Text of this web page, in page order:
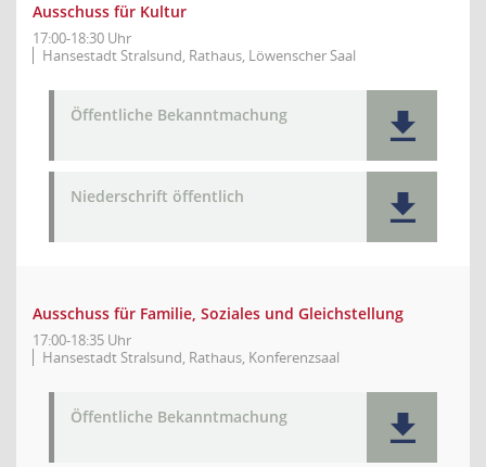
Ausschuss für Kultur
17:00-18:30 Uhr
Hansestadt Stralsund, Rathaus, Löwenscher Saal
Öffentliche Bekanntmachung
Niederschrift öffentlich
Ausschuss für Familie, Soziales und Gleichstellung
17:00-18:35 Uhr
Hansestadt Stralsund, Rathaus, Konferenzsaal
Öffentliche Bekanntmachung